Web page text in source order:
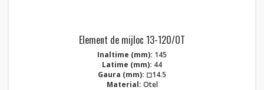
Element de mijloc 13-120/OT
Inaltime (mm): 145
Latime (mm): 44
Gaura (mm): ◻14.5
Material: Otel